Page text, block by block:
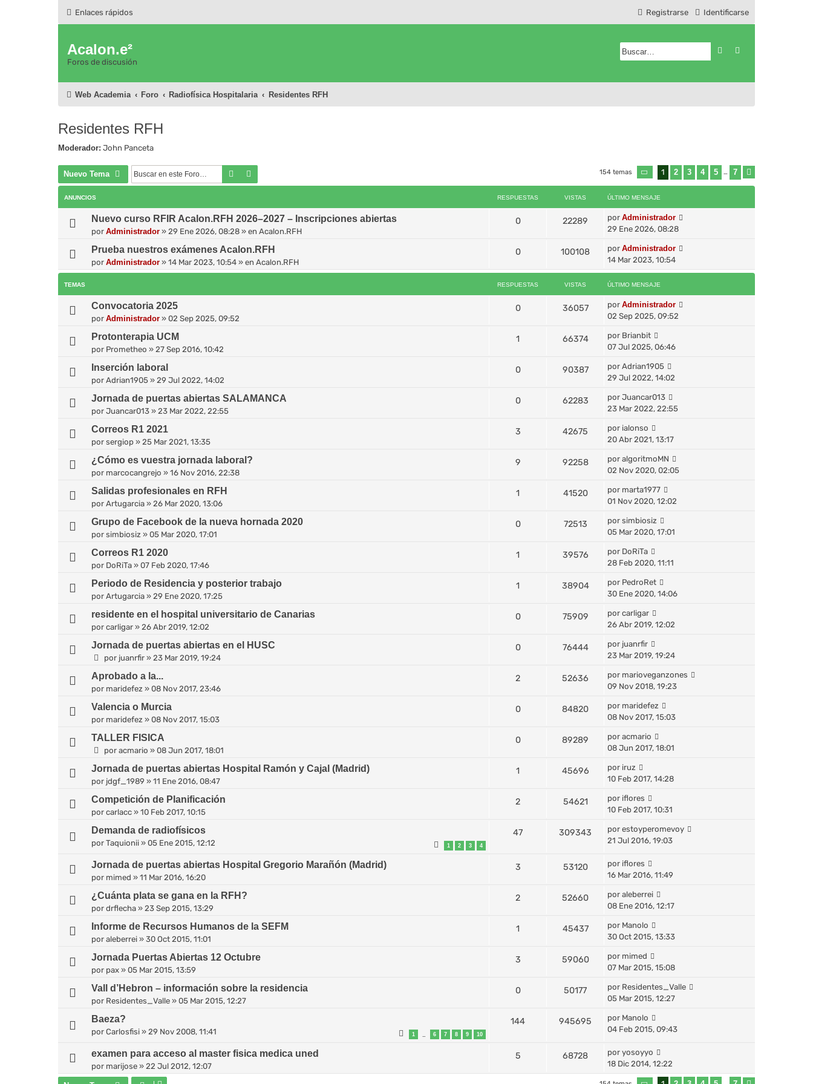
Enlaces rápidos Identificarse
Registrarse
Acalon.e²
Foros de discusión
Buscar
Web Academia Foro Radiofísica Hospitalaria Residentes RFH
Residentes RFH
Moderador: John Panceta
Nuevo Tema Buscar 154 temas Página de
1 2 3 4 5 … 7
ANUNCIOS RESPUESTAS VISTAS ÚLTIMO MENSAJE
Nuevo curso RFIR Acalon.RFH 2026–2027 – Inscripciones abiertas
por Administrador » 29 Ene 2026, 08:28 » en Acalon.RFH
0 22289 por Administrador
29 Ene 2026, 08:28
Prueba nuestros exámenes Acalon.RFH
por Administrador » 14 Mar 2023, 10:54 » en Acalon.RFH
0 100108 por Administrador
14 Mar 2023, 10:54
TEMAS RESPUESTAS VISTAS ÚLTIMO MENSAJE
Convocatoria 2025
por Administrador » 02 Sep 2025, 09:52
0 36057 por Administrador
02 Sep 2025, 09:52
Protonterapia UCM
por Prometheo » 27 Sep 2016, 10:42
1 66374 por Brianbit
07 Jul 2025, 06:46
Inserción laboral
por Adrian1905 » 29 Jul 2022, 14:02
0 90387 por Adrian1905
29 Jul 2022, 14:02
Jornada de puertas abiertas SALAMANCA
por Juancar013 » 23 Mar 2022, 22:55
0 62283 por Juancar013
23 Mar 2022, 22:55
Correos R1 2021
por sergiop » 25 Mar 2021, 13:35
3 42675 por ialonso
20 Abr 2021, 13:17
¿Cómo es vuestra jornada laboral?
por marcocangrejo » 16 Nov 2016, 22:38
9 92258 por algoritmoMN
02 Nov 2020, 02:05
Salidas profesionales en RFH
por Artugarcia » 26 Mar 2020, 13:06
1 41520 por marta1977
01 Nov 2020, 12:02
Grupo de Facebook de la nueva hornada 2020
por simbiosiz » 05 Mar 2020, 17:01
0 72513 por simbiosiz
05 Mar 2020, 17:01
Correos R1 2020
por DoRiTa » 07 Feb 2020, 17:46
1 39576 por DoRiTa
28 Feb 2020, 11:11
Periodo de Residencia y posterior trabajo
por Artugarcia » 29 Ene 2020, 17:25
1 38904 por PedroRet
30 Ene 2020, 14:06
residente en el hospital universitario de Canarias
por carligar » 26 Abr 2019, 12:02
0 75909 por carligar
26 Abr 2019, 12:02
Jornada de puertas abiertas en el HUSC
por juanrfir » 23 Mar 2019, 19:24
0 76444 por juanrfir
23 Mar 2019, 19:24
Aprobado a la...
por maridefez » 08 Nov 2017, 23:46
2 52636 por marioveganzones
09 Nov 2018, 19:23
Valencia o Murcia
por maridefez » 08 Nov 2017, 15:03
0 84820 por maridefez
08 Nov 2017, 15:03
TALLER FISICA
por acmario » 08 Jun 2017, 18:01
0 89289 por acmario
08 Jun 2017, 18:01
Jornada de puertas abiertas Hospital Ramón y Cajal (Madrid)
por jdgf_1989 » 11 Ene 2016, 08:47
1 45696 por iruz
10 Feb 2017, 14:28
Competición de Planificación
por carlacc » 10 Feb 2017, 10:15
2 54621 por iflores
10 Feb 2017, 10:31
Demanda de radiofísicos
por Taquionii » 05 Ene 2015, 12:12 1 2 3 4
47 309343 por estoyperomevoy
21 Jul 2016, 19:03
Jornada de puertas abiertas Hospital Gregorio Marañón (Madrid)
por mimed » 11 Mar 2016, 16:20
3 53120 por iflores
16 Mar 2016, 11:49
¿Cuánta plata se gana en la RFH?
por drflecha » 23 Sep 2015, 13:29
2 52660 por aleberrei
08 Ene 2016, 12:17
Informe de Recursos Humanos de la SEFM
por aleberrei » 30 Oct 2015, 11:01
1 45437 por Manolo
30 Oct 2015, 13:33
Jornada Puertas Abiertas 12 Octubre
por pax » 05 Mar 2015, 13:59
3 59060 por mimed
07 Mar 2015, 15:08
Vall d’Hebron – información sobre la residencia
por Residentes_Valle » 05 Mar 2015, 12:27
0 50177 por Residentes_Valle
05 Mar 2015, 12:27
Baeza?
por Carlosfisi » 29 Nov 2008, 11:41 1 6 7 8 9 10
144 945695 por Manolo
04 Feb 2015, 09:43
examen para acceso al master fisica medica uned
por marijose » 22 Jul 2012, 12:07
5 68728 por yosoyyo
18 Dic 2014, 12:22